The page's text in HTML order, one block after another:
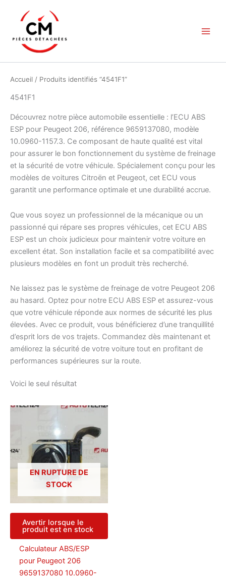
contenu
Accueil / Produits identifiés “4541F1”
4541F1
Découvrez notre pièce automobile essentielle : l’ECU ABS
ESP pour Peugeot 206, référence 9659137080, modèle
10.0960-1157.3. Ce composant de haute qualité est vital
pour assurer le bon fonctionnement du système de freinage
et la sécurité de votre véhicule. Spécialement conçu pour les
modèles de voitures Citroën et Peugeot, cet ECU vous
garantit une performance optimale et une durabilité accrue.
Que vous soyez un professionnel de la mécanique ou un
passionné qui répare ses propres véhicules, cet ECU ABS
ESP est un choix judicieux pour maintenir votre voiture en
excellent état. Son installation facile et sa compatibilité avec
plusieurs modèles en font un produit très recherché.
Ne laissez pas le système de freinage de votre Peugeot 206
au hasard. Optez pour notre ECU ABS ESP et assurez-vous
que votre véhicule réponde aux normes de sécurité les plus
élevées. Avec ce produit, vous bénéficierez d’une tranquillité
d’esprit lors de vos trajets. Commandez dès maintenant et
améliorez la sécurité de votre voiture tout en profitant de
performances supérieures sur la route.
Voici le seul résultat
EN RUPTURE DE
STOCK
Avertir lorsque le
produit est en stock
Calculateur ABS/ESP
pour Peugeot 206
9659137080 10.0960-